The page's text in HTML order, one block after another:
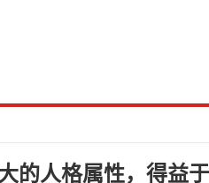
的人格属性，得益